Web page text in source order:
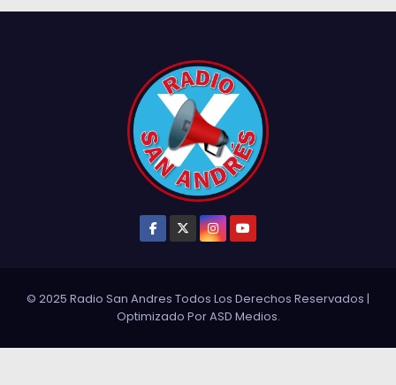
© 2025 Radio San Andres Todos Los Derechos Reservados |
Optimizado PorASD Medios.